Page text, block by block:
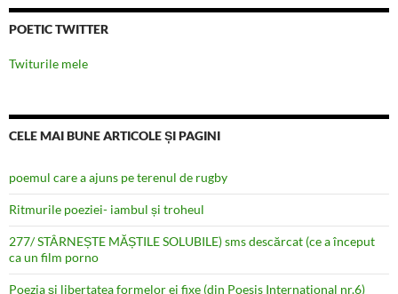
POETIC TWITTER
Twiturile mele
CELE MAI BUNE ARTICOLE ȘI PAGINI
poemul care a ajuns pe terenul de rugby
Ritmurile poeziei- iambul și troheul
277/ STÂRNEȘTE MĂȘTILE SOLUBILE) sms descărcat (ce a început
ca un film porno
Poezia şi libertatea formelor ei fixe (din Poesis International nr.6)